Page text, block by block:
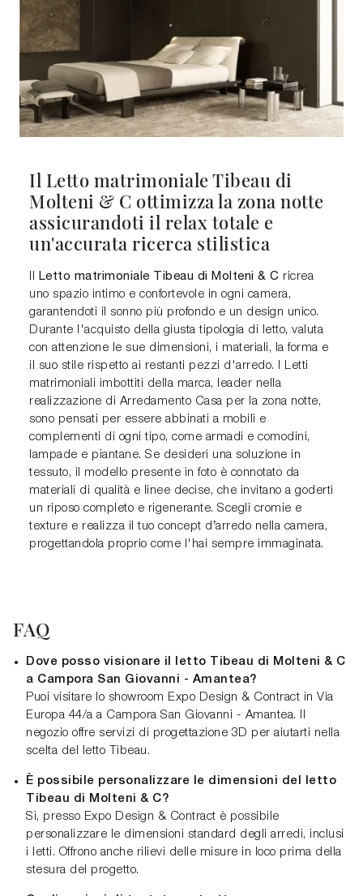
Il Letto matrimoniale Tibeau di
Molteni & C ottimizza la zona notte
assicurandoti il relax totale e
un'accurata ricerca stilistica
Letto matrimoniale Tibeau di Molteni & C ricrea
uno spazio intimo e confortevole in ogni camera,
garantendoti il sonno più profondo e un design unico.
Durante l'acquisto della giusta tipologia di letto, valuta
con attenzione le sue dimensioni, i materiali, la forma e
il suo stile rispetto ai restanti pezzi d'arredo. I Letti
matrimoniali imbottiti della marca, leader nella
realizzazione di Arredamento Casa per la zona notte,
sono pensati per essere abbinati a mobili e
complementi di ogni tipo, come armadi e comodini,
lampade e piantane. Se desideri una soluzione in
tessuto, il modello presente in foto è connotato da
materiali di qualità e linee decise, che invitano a goderti
un riposo completo e rigenerante. Scegli cromie e
texture e realizza il tuo concept d’arredo nella camera,
progettandola proprio come l'hai sempre immaginata.
FAQ
Dove posso visionare il letto Tibeau di Molteni & C
a Campora San Giovanni - Amantea?
Puoi visitare lo showroom Expo Design & Contract in Via
Europa 44/a a Campora San Giovanni - Amantea. Il
negozio offre servizi di progettazione 3D per aiutarti nella
scelta del letto Tibeau.
È possibile personalizzare le dimensioni del letto
Tibeau di Molteni & C?
Sì, presso Expo Design & Contract è possibile
personalizzare le dimensioni standard degli arredi, inclusi
i letti. Offrono anche rilievi delle misure in loco prima della
stesura del progetto.